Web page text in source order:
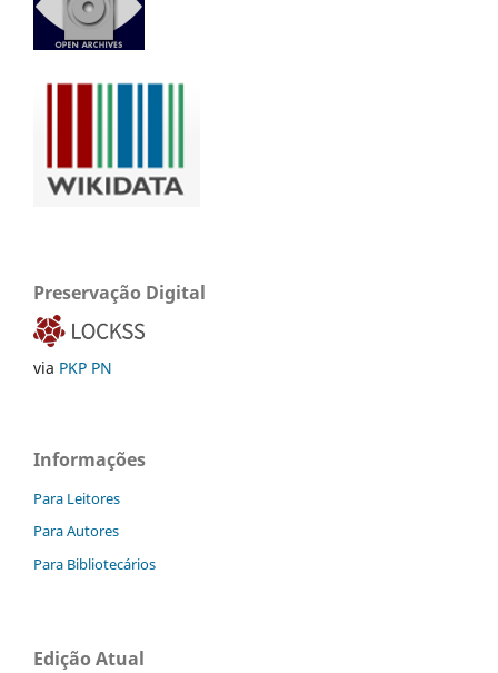
Preservação Digital
via PKP PN
Informações
Para Leitores
Para Autores
Para Bibliotecários
Edição Atual